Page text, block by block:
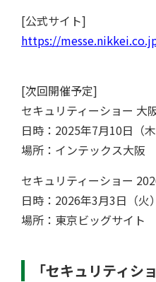
ク
[公式サイト]
https://
[次回開催予定]
セキュリティーショー 大
日時：2025年7月10日（
場所：インテックス大阪
セキュリティーショー
日時：2026年3月3日（火
場所：東京ビッグサイト
「セキュリティシ